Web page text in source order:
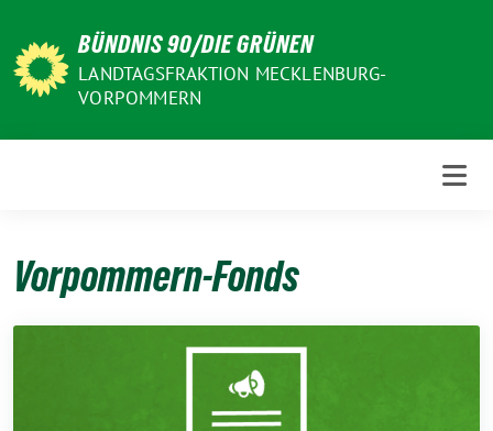
zum
Inhalt
BÜNDNIS 90/DIE GRÜNEN
LANDTAGSFRAKTION MECKLENBURG-
VORPOMMERN
Vorpommern-Fonds